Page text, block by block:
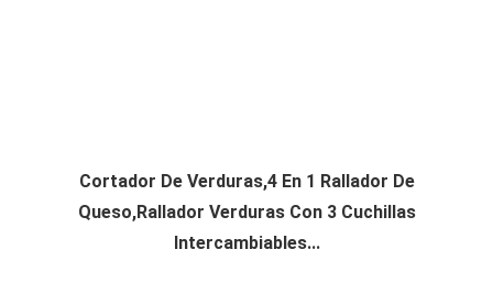
Cortador De Verduras,4 En 1 Rallador De
Queso,Rallador Verduras Con 3 Cuchillas
Intercambiables...